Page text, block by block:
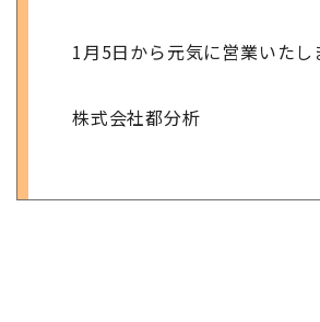
1月5日から元気に営業いたし
株式会社都分析